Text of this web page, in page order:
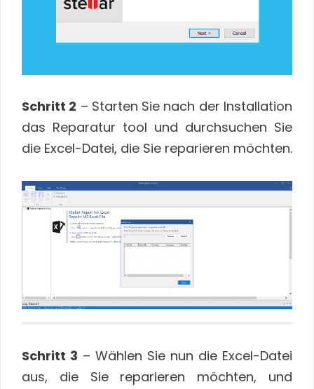
Schritt 2 – Starten Sie nach der Installation
das Reparatur tool und durchsuchen Sie
die Excel-Datei, die Sie reparieren möchten.
Schritt 3 – Wählen Sie nun die Excel-Datei
aus, die Sie reparieren möchten, und